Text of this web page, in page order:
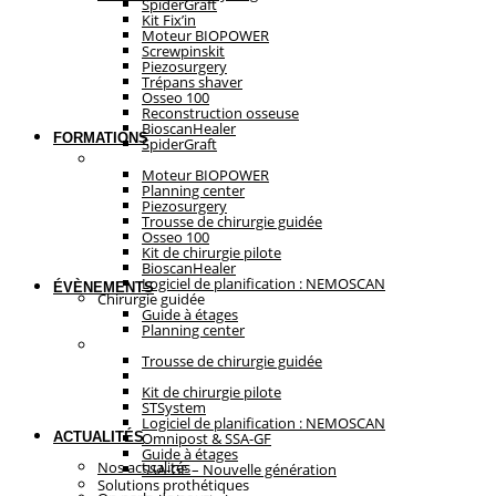
SpiderGraft
Moteur BIOPOWER
Piezosurgery
Osseo 100
BioscanHealer
Chirurgie guidée
Planning center
Trousse de chirurgie guidée
Kit de chirurgie pilote
Logiciel de planification : NEMOSCAN
Guide à étages
Solutions prothétiques
Tous nos produits
STSystem
Omnipost & SSA-GF
SSA-GF – Nouvelle génération
FORMATIONS
ÉVÈNEMENTS
ACTUALITÉS
Nos actualités
Kit Fix’in
Screwpinskit
Trépans shaver
Reconstruction osseuse
SpiderGraft
Moteur BIOPOWER
Piezosurgery
Osseo 100
BioscanHealer
Chirurgie guidée
Planning center
Trousse de chirurgie guidée
Kit de chirurgie pilote
Logiciel de planification : NEMOSCAN
Guide à étages
Solutions prothétiques